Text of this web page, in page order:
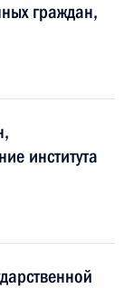
граждан,
института